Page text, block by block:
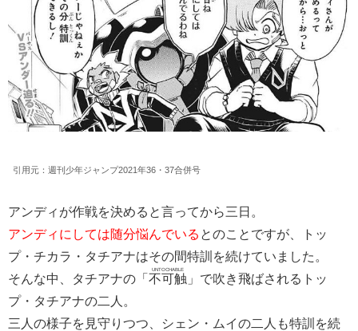
引用元：週刊少年ジャンプ2021年36・37合併号
アンディが作戦を決めると言ってから三日。
アンディにしては随分悩んでいる とのことですが、トッ
プ・チカラ・タチアナはその間特訓を続けていました。
そんな中、タチアナの「 不可触
UNTOCHABLE
」で吹き飛ばされるトッ
プ・タチアナの二人。
三人の様子を見守りつつ、シェン・ムイの二人も特訓を続